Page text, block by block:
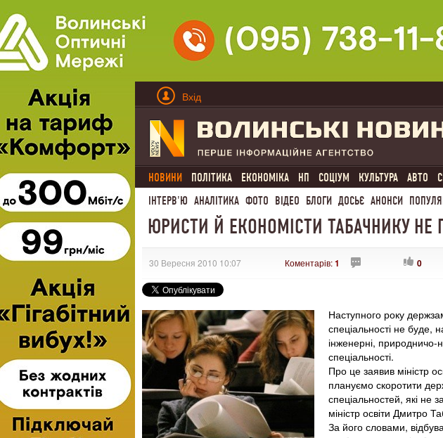
Вхід
НОВИНИ ПОЛІТИКА ЕКОНОМІКА НП СОЦІУМ КУЛЬТУРА АВТО
ІНТЕРВ'Ю АНАЛІТИКА ФОТО ВІДЕО БЛОГИ ДОСЬЄ АНОНСИ
ЮРИСТИ Й ЕКОНОМІСТИ ТАБАЧНИКУ НЕ
30 Вересня 2010 10:07 Коментарів:1 0
Наступного року
спеціальності не буде,
інженерні, природничо-
спеціальності.
Про це заявив міністр
плануємо скоротити
спеціальностей, які не
міністр освіти Дмитро
За його словами,